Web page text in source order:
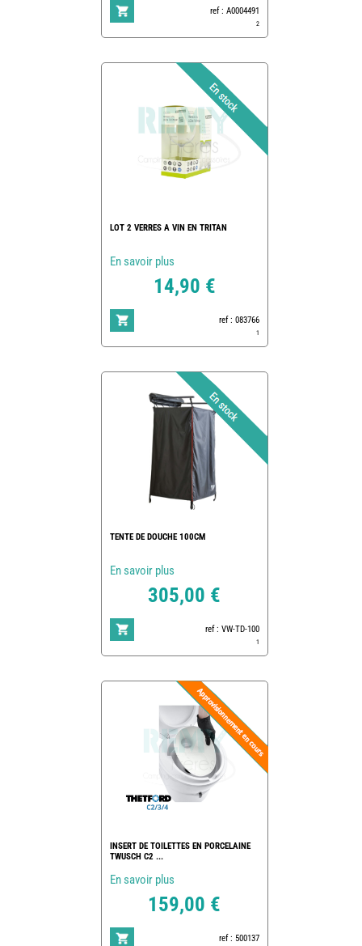
ref : A0004491
2
LOT 2 VERRES A VIN EN TRITAN
En savoir plus
14,90 €
ref : 083766
1
TENTE DE DOUCHE 100CM
En savoir plus
305,00 €
ref : VW-TD-100
1
INSERT DE TOILETTES EN PORCELAINE
TWUSCH C2 ...
En savoir plus
159,00 €
ref : 500137